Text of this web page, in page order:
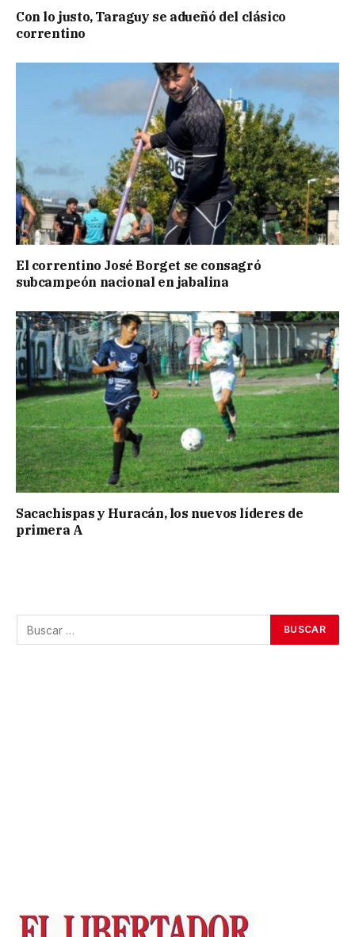
Con lo justo, Taraguy se adueñó del clásico
correntino
El correntino José Borget se consagró
subcampeón nacional en jabalina
Sacachispas y Huracán, los nuevos líderes de
primera A